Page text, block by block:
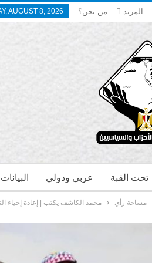
AUGUST 8, 2026 من نحن؟ المزيد
عربي ودولي تحت القبة
مساحة رأي محمد الكاشف يكتب | إعادة إحياء